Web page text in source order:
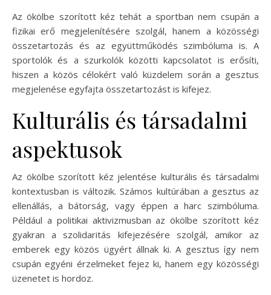
Az ökölbe szorított kéz tehát a sportban nem csupán a
fizikai erő megjelenítésére szolgál, hanem a közösségi
összetartozás és az együttműködés szimbóluma is. A
sportolók és a szurkolók közötti kapcsolatot is erősíti,
hiszen a közös célokért való küzdelem során a gesztus
megjelenése egyfajta összetartozást is kifejez.
Kulturális és társadalmi
aspektusok
Az ökölbe szorított kéz jelentése kulturális és társadalmi
kontextusban is változik. Számos kultúrában a gesztus az
ellenállás, a bátorság, vagy éppen a harc szimbóluma.
Például a politikai aktivizmusban az ökölbe szorított kéz
gyakran a szolidaritás kifejezésére szolgál, amikor az
emberek egy közös ügyért állnak ki. A gesztus így nem
csupán egyéni érzelmeket fejez ki, hanem egy közösségi
üzenetet is hordoz.